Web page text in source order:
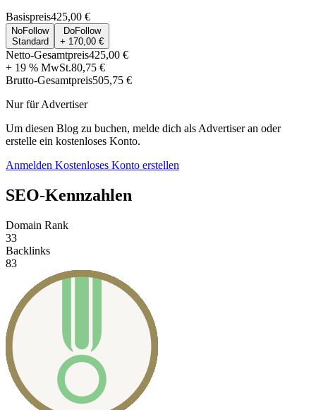
Basispreis425,00 €
NoFollow
Standard
DoFollow
+ 170,00 €
Netto-Gesamtpreis425,00 €
+ 19 % MwSt.80,75 €
Brutto-Gesamtpreis505,75 €
Nur für Advertiser
Um diesen Blog zu buchen, melde dich als Advertiser an oder
erstelle ein kostenloses Konto.
Anmelden Kostenloses Konto erstellen
SEO-Kennzahlen
Domain Rank
33
Backlinks
83